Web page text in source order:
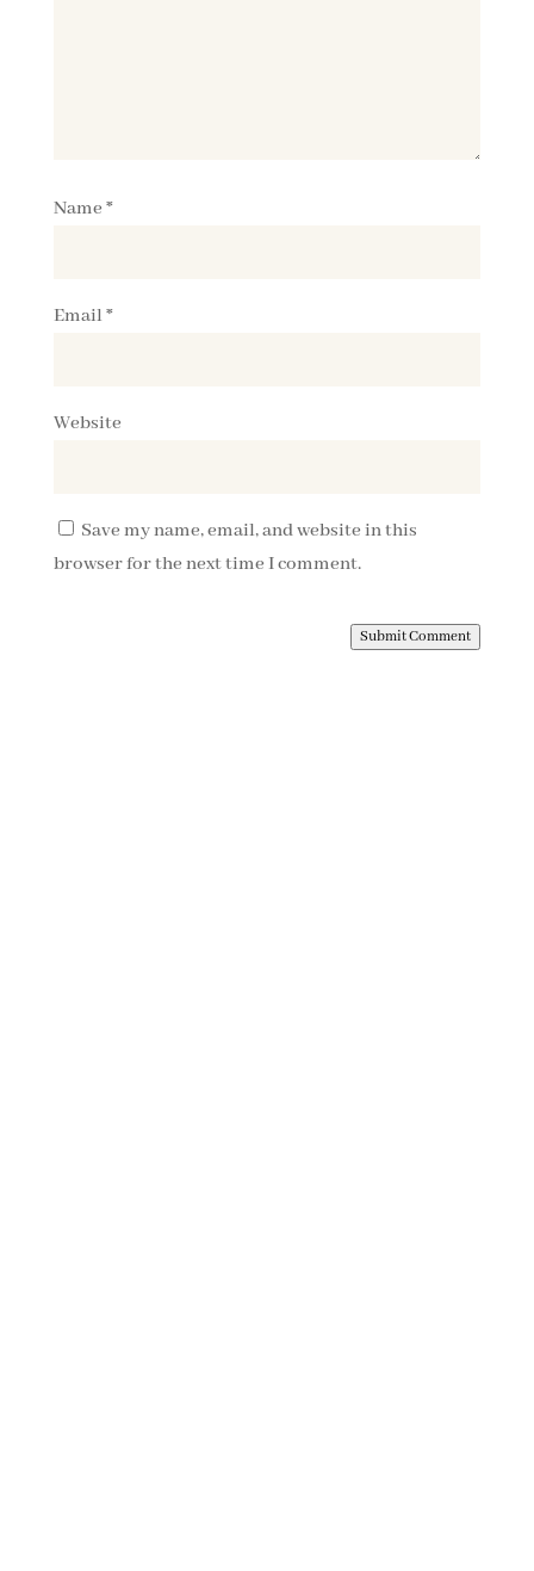
Name *
Email*
Website
Save my name, email, and website in this
browser for the next time I comment.
Submit Comment